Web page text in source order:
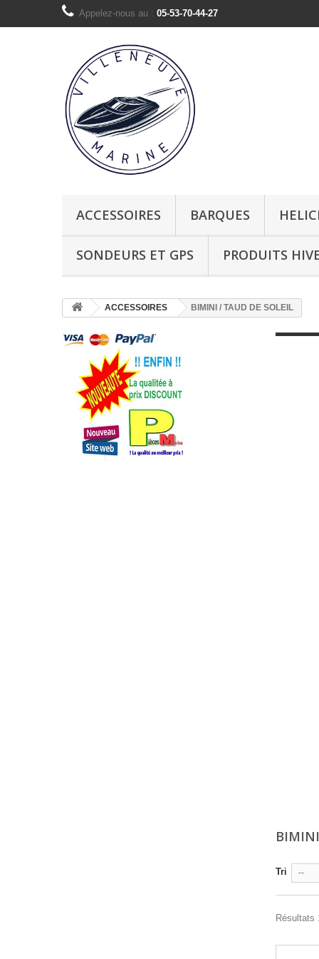
Appelez-nous au : 05-53-70-44-27
ACCESSOIRES BARQUES
SONDEURS ET GPS PRODUITS
ACCESSOIRES BIMINI / TAUD DE SOLEIL
Tri --
Résultats